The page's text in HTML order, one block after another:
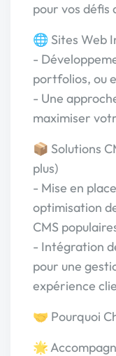
pour vos défis
🌐 Sites Web
-
portfolios, ou
- Une
maximiser
📦 Solutions
plus)
- Mise en
optimisation
CMS
- Intégration
pour une
expérience
🤝 Pourquoi
🌟